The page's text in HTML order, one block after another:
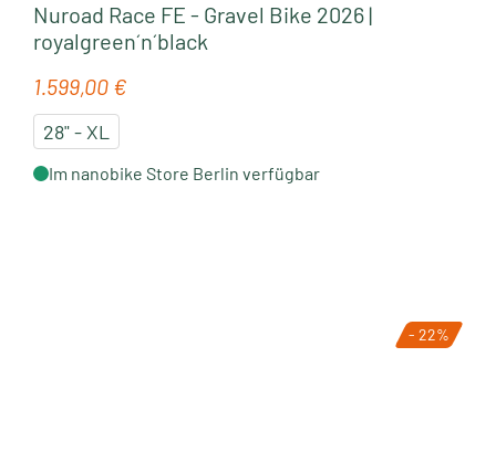
Nuroad Race FE - Gravel Bike 2026 |
royalgreen´n´black
Regulärer Preis:
1.599,00 €
28" - XL
Im nanobike Store Berlin verfügbar
- 22%